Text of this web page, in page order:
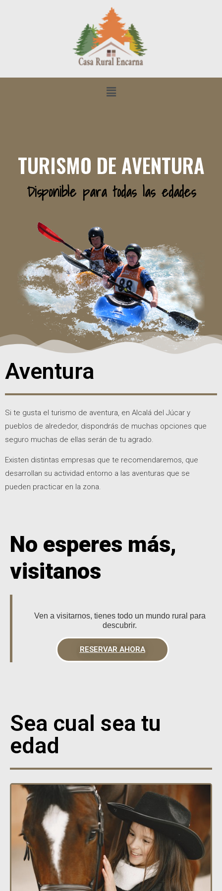
TURISMO DE AVENTURA
Disponible para todas las edades
Aventura
Si te gusta el turismo de aventura, en Alcalá del Júcar y
pueblos de alrededor, dispondrás de muchas opciones que
seguro muchas de ellas serán de tu agrado.
Existen distintas empresas que te recomendaremos, que
desarrollan su actividad entorno a las aventuras que se
pueden practicar en la zona.
No esperes más,
visitanos
Ven a visitarnos, tienes todo un mundo rural para
descubrir.
RESERVAR AHORA
Sea cual sea tu
edad